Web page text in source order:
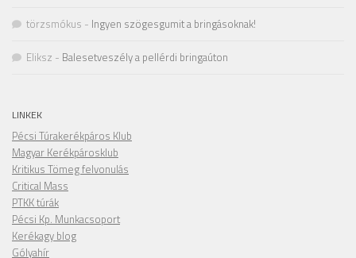
törzsmókus - Ingyen szögesgumit a bringásoknak!
Eliksz - Balesetveszély a pellérdi bringaúton
LINKEK
Pécsi Túrakerékpáros Klub
Magyar Kerékpárosklub
Kritikus Tömeg felvonulás
Critical Mass
PTKK túrák
Pécsi Kp. Munkacsoport
Kerékagy blog
Gólyahír